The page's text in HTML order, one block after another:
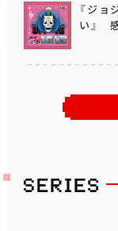
『ジ
い』